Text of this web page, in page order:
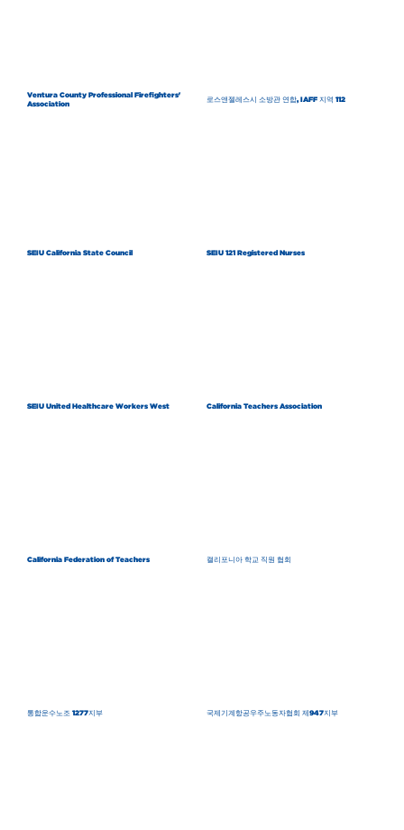
Ventura County Professional Firefighters'
Association
로스앤젤레스시 소방관 연합, IAFF 지역 112
SEIU California State Council SEIU 121 Registered Nurses
SEIU United Healthcare Workers West California Teachers Association
California Federation of Teachers 캘리포니아 학교 직원 협회
통합운수노조 1277지부 국제기계항공우주노동자협회 제947지부